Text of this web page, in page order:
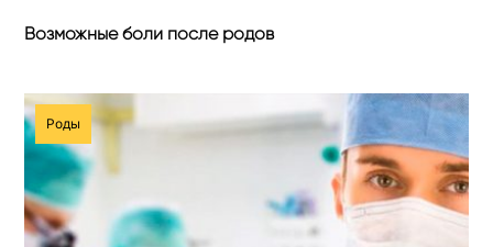
Возможные боли после родов
Роды